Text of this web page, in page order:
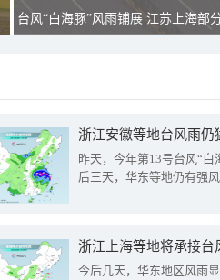
台风“白海豚”风雨铺展 江苏上海部
浙江安徽等地台风雨
昨天，今年第13号台风“
后三天，华东等地仍有强
浙江上海等地将承接台
今后几天，华东地区风雨